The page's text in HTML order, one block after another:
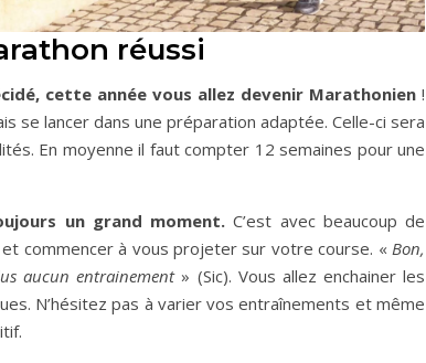
réussi
cette année vous allez devenir Marathonien !
se lancer dans une préparation adaptée. Celle-ci sera
En moyenne il faut compter 12 semaines pour une
un grand moment. C’est avec beaucoup de
commencer à vous projeter sur votre course. « Bon,
aucun entrainement» (Sic). Vous allez enchainer les
N’hésitez pas à varier vos entraînements et même